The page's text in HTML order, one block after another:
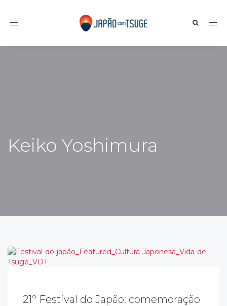
Toggle navigation
Keiko Yoshimura
21º Festival do Japão: comemoração